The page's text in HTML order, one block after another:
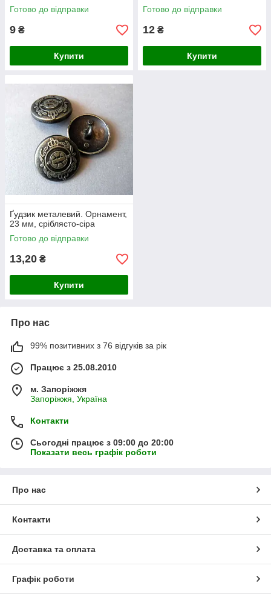
Готово до відправки
9 ₴
Купити
Готово до відправки
12 ₴
Купити
Ґудзик металевий. Орнамент,
23 мм, сріблясто-сіра
Готово до відправки
13,20 ₴
Купити
Про нас
99% позитивних з 76 відгуків за рік
Працює з 25.08.2010
м. Запоріжжя
Запоріжжя, Україна
Контакти
Сьогодні працює з 09:00 до 20:00
Показати весь графік роботи
Про нас
Контакти
Доставка та оплата
Графік роботи